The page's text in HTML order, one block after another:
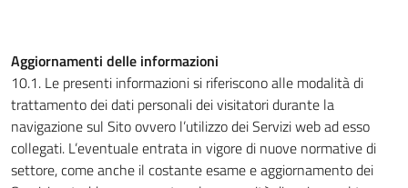
Aggiornamenti delle informazioni
10.1. Le presenti informazioni si riferiscono alle modalità di
trattamento dei dati personali dei visitatori durante la
navigazione sul Sito ovvero l’utilizzo dei Servizi web ad esso
collegati. L’eventuale entrata in vigore di nuove normative di
settore, come anche il costante esame e aggiornamento dei